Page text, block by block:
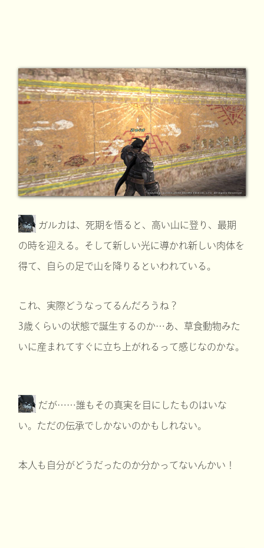
ガルカは、死期を悟ると、高い山に登り、最期
の時を迎える。そして新しい光に導かれ新しい肉体を
得て、自らの足で山を降りるといわれている。
これ、実際どうなってるんだろうね？
3歳くらいの状態で誕生するのか…あ、草食動物みた
いに産まれてすぐに立ち上がれるって感じなのかな。
だが……誰もその真実を目にしたものはいな
い。ただの伝承でしかないのかもしれない。
本人も自分がどうだったのか分かってないんかい！